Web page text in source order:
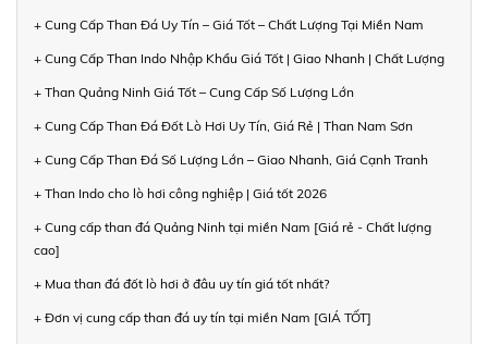
+ Cung Cấp Than Đá Uy Tín – Giá Tốt – Chất Lượng Tại Miền Nam
+ Cung Cấp Than Indo Nhập Khẩu Giá Tốt | Giao Nhanh | Chất Lượng
+ Than Quảng Ninh Giá Tốt – Cung Cấp Số Lượng Lớn
+ Cung Cấp Than Đá Đốt Lò Hơi Uy Tín, Giá Rẻ | Than Nam Sơn
+ Cung Cấp Than Đá Số Lượng Lớn – Giao Nhanh, Giá Cạnh Tranh
+ Than Indo cho lò hơi công nghiệp | Giá tốt 2026
+ Cung cấp than đá Quảng Ninh tại miền Nam [Giá rẻ - Chất lượng
cao]
+ Mua than đá đốt lò hơi ở đâu uy tín giá tốt nhất?
+ Đơn vị cung cấp than đá uy tín tại miền Nam [GIÁ TỐT]